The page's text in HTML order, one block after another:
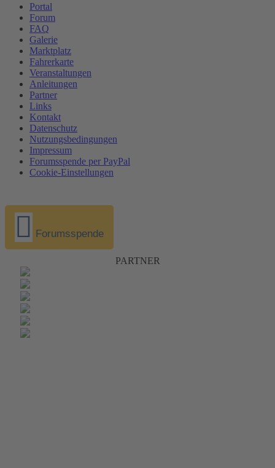
Portal
Forum
FAQ
Galerie
Marktplatz
Fahrerkarte
Veranstaltungen
Anleitungen
Partner
Links
Kontakt
Datenschutz
Nutzungsbedingungen
Impressum
Forumsspende per PayPal
Cookie-Einstellungen
Forumsspende
PARTNER